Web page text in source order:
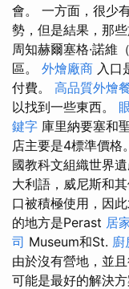
會。 一方面，很少
勢，但是結果，那
周知赫爾塞格·諾維
區。 外燴廠商 入口
付費。 高品質外燴
以找到一些東西。
鍵字 庫里納要塞和
店主要是4標準價格
國教科文組織世界
大利語，威尼斯和
口被積極使用，因
的地方是Perast 居
司 Museum和St. 廚
由於沒有營地，並
可能是最好的解決方